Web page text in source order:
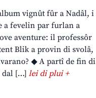
vignût fûr a Nadâl, i
a fevelin par furlan a
aventure: il professôr
Blik a provin di svolâ,
◆ A partî de fin di
dal […] lei di plui +